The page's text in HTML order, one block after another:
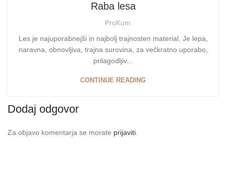
Raba lesa
ProKum
Les je najuporabnejši in najbolj trajnosten material. Je lepa,
naravna, obnovljiva, trajna surovina, za večkratno uporabo,
prilagodljiv...
CONTINUE READING
Dodaj odgovor
Za objavo komentarja se morate prijaviti